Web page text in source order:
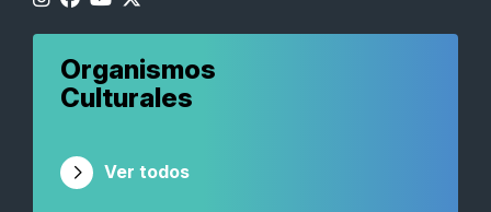
Organismos
Culturales
Ver todos